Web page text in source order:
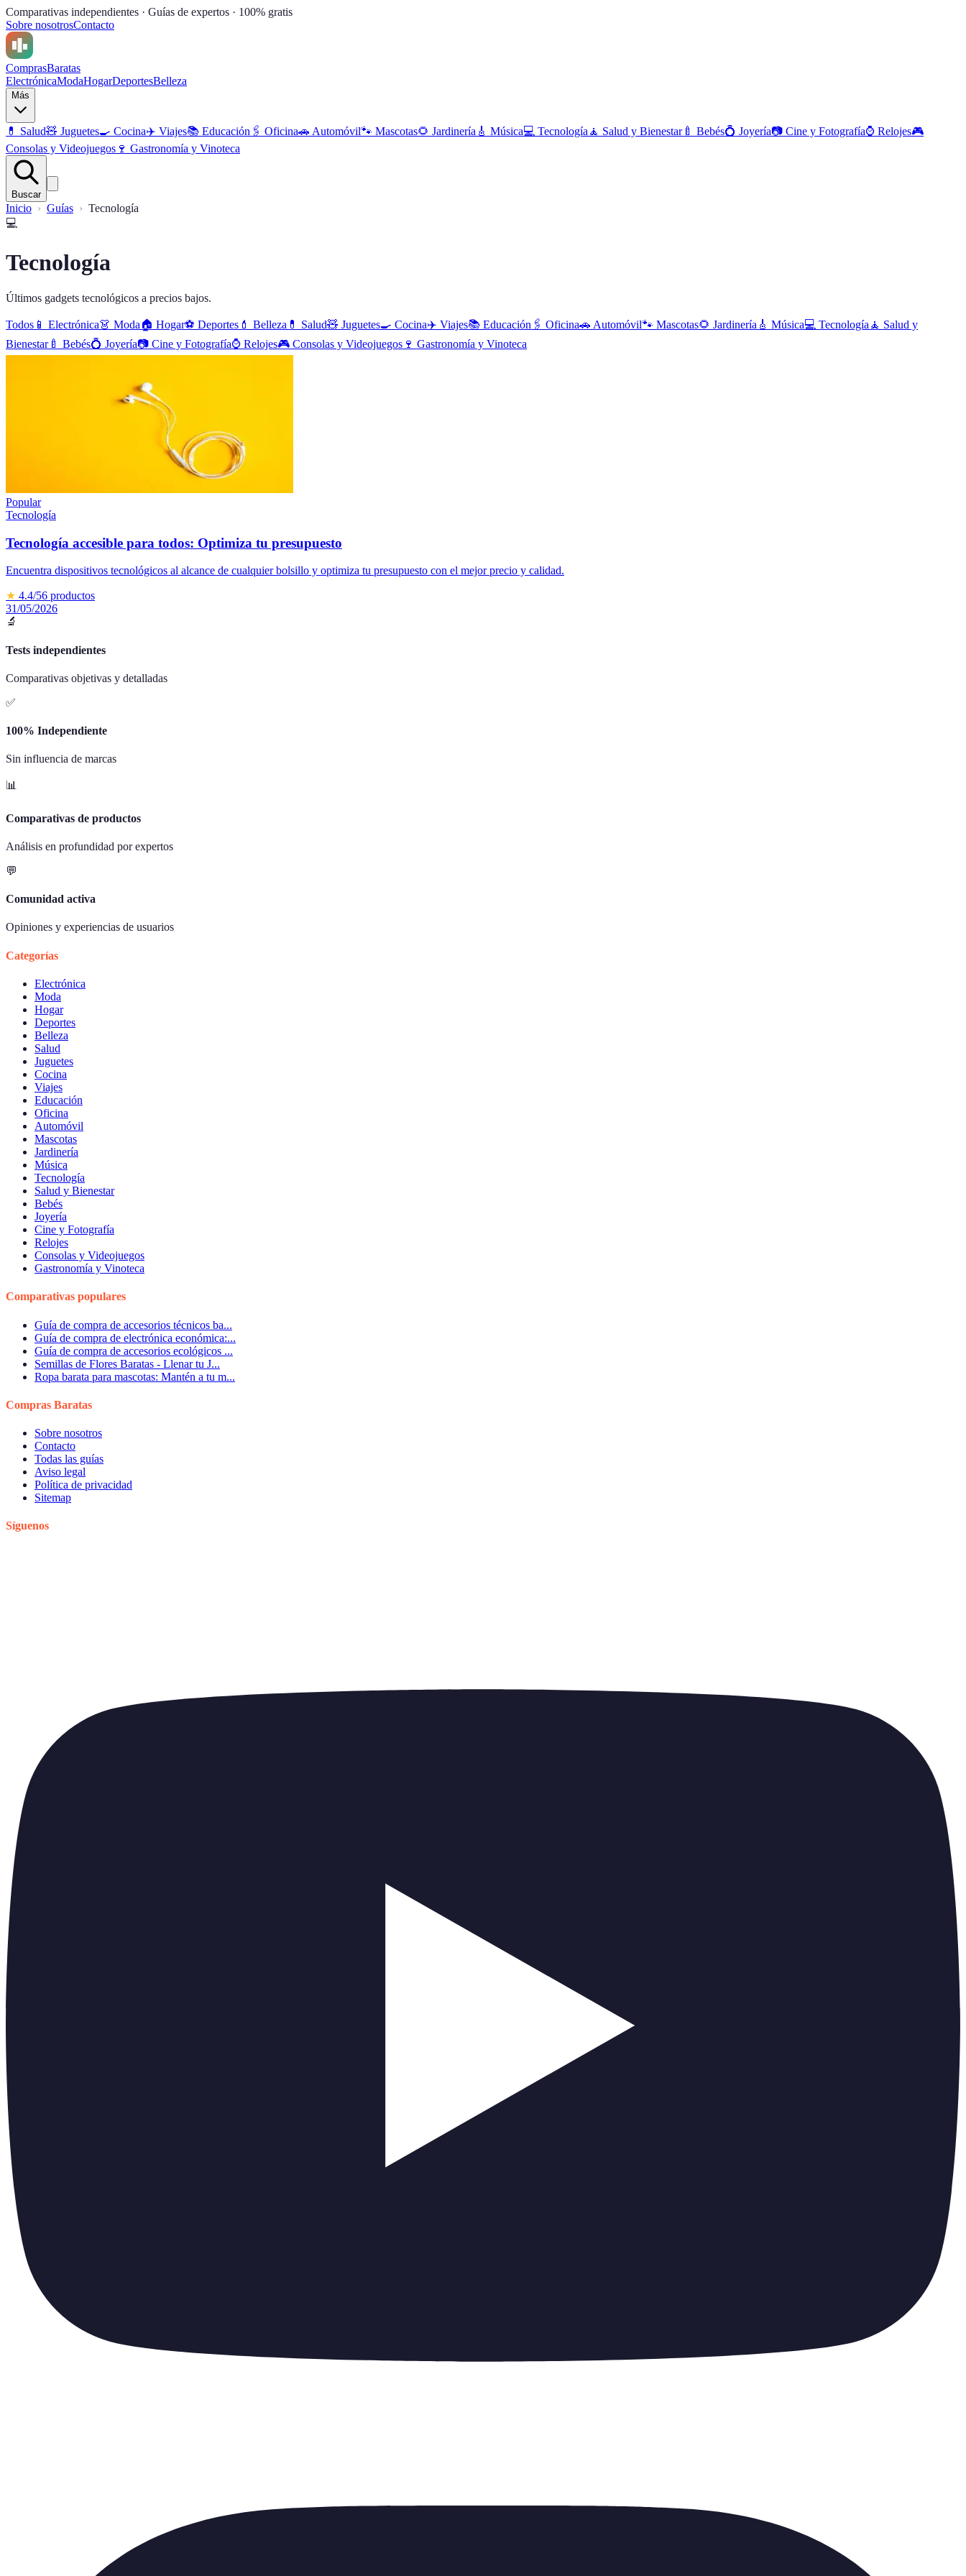
Comparativas independientes · Guías de expertos · 100% gratis
Sobre nosotrosContacto
ComprasBaratas
ElectrónicaModaHogarDeportesBelleza
Más
💊 Salud🧸 Juguetes🍳 Cocina✈️ Viajes📚 Educación 🖇️ Oficina🚗 Automóvil🐾 Mascotas🌻 Jardinería 🎸 Música💻 Tecnología 🧘 Salud y Bienestar🍼 Bebés💍 Joyería📷 Cine y Fotografía⌚ Relojes🎮
Consolas y Videojuegos 🍷 Gastronomía y Vinoteca
Buscar
Inicio Guías
Tecnología
💻
Tecnología
Últimos gadgets tecnológicos a precios bajos.
Todos 📱 Electrónica👗 Moda🏠 Hogar⚽ Deportes 💄 Belleza 💊 Salud🧸 Juguetes🍳 Cocina✈️ Viajes📚 Educación 🖇️ Oficina🚗 Automóvil🐾 Mascotas🌻 Jardinería 🎸 Música💻 Tecnología 🧘 Salud y
Bienestar🍼 Bebés💍 Joyería📷 Cine y Fotografía⌚ Relojes🎮 Consolas y Videojuegos 🍷 Gastronomía y Vinoteca
Popular
Tecnología
Tecnología accesible para todos: Optimiza tu presupuesto
Encuentra dispositivos tecnológicos al alcance de cualquier bolsillo y optimiza tu presupuesto con el mejor precio y calidad.
★ 4.4/56 productos
31/05/2026
🔬
Tests independientes
Comparativas objetivas y detalladas
✅
100% Independiente
Sin influencia de marcas
📊
Comparativas de productos
Análisis en profundidad por expertos
💬
Comunidad activa
Opiniones y experiencias de usuarios
Categorías
Electrónica
Moda
Hogar
Deportes
Belleza
Salud
Juguetes
Cocina
Viajes
Educación
Oficina
Automóvil
Mascotas
Jardinería
Música
Tecnología
Salud y Bienestar
Bebés
Joyería
Cine y Fotografía
Relojes
Consolas y Videojuegos
Gastronomía y Vinoteca
Comparativas populares
Guía de compra de accesorios técnicos ba...
Guía de compra de electrónica económica:...
Guía de compra de accesorios ecológicos ...
Semillas de Flores Baratas - Llenar tu J...
Ropa barata para mascotas: Mantén a tu m...
Compras Baratas
Sobre nosotros
Contacto
Todas las guías
Aviso legal
Política de privacidad
Sitemap
Síguenos